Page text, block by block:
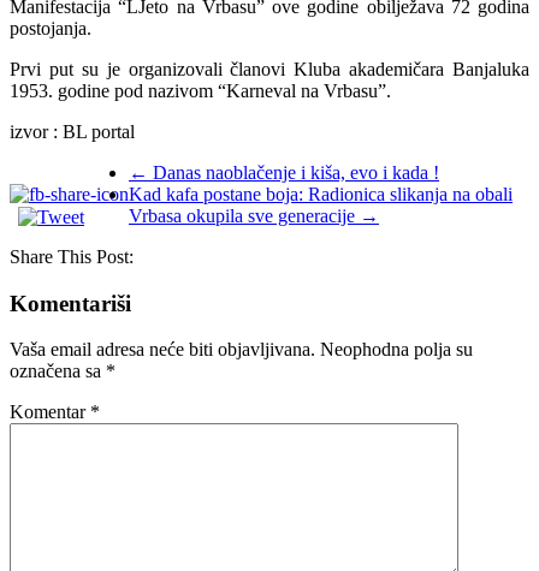
Manifestacija “LJeto na Vrbasu” ove godine obilježava 72 godina
postojanja.
Prvi put su je organizovali članovi Kluba akademičara Banjaluka
1953. godine pod nazivom “Karneval na Vrbasu”.
izvor : BL portal
← Danas naoblačenje i kiša, evo i kada !
Kad kafa postane boja: Radionica slikanja na obali
Vrbasa okupila sve generacije →
Share This Post:
Komentariši
Vaša email adresa neće biti objavljivana. Neophodna polja su
označena sa *
Komentar *